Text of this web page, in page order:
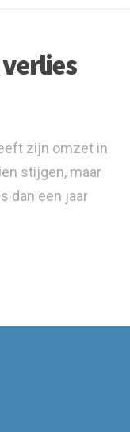
zijn omzet in
stijgen, maar
dan een jaar